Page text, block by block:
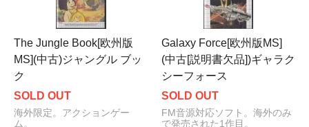
The Jungle Book[欧州版
MS](中古)ジャングル ブッ
ク
SOLD OUT
海外限定。アクションゲー
ム。
Galaxy Force[欧州版MS]
(中古[説明書欠品])ギャラク
シーフォース
SOLD OUT
FM音源対応ソフト。海外のみ
で発売された1作目。